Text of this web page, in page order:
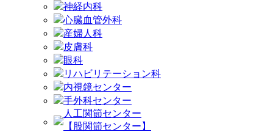
神経内科
心臓血管外科
産婦人科
皮膚科
眼科
リハビリテーション科
内視鏡センター
手外科センター
人工関節センター
【股関節センター】